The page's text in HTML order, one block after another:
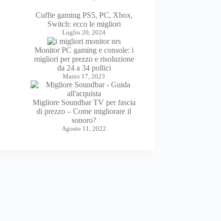
Cuffie gaming PS5, PC, Xbox,
Switch: ecco le migliori
Luglio 20, 2024
Monitor PC gaming e console: i
migliori per prezzo e risoluzione
da 24 a 34 pollici
Marzo 17, 2023
Migliore Soundbar TV per fascia
di prezzo – Come migliorare il
sonoro?
Agosto 11, 2022